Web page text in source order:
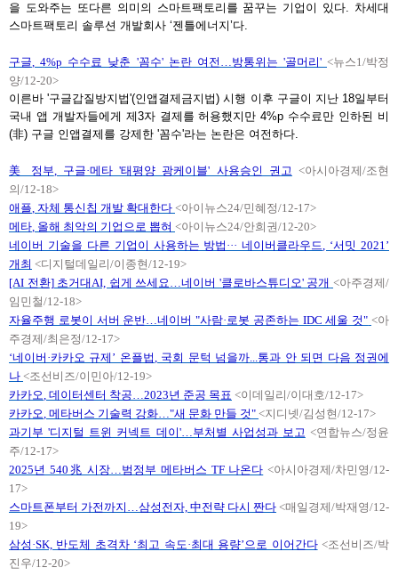
을 도와주는 또다른 의미의 스마트팩토리를 꿈꾸는 기업이 있다. 차세대
스마트팩토리 솔루션 개발회사 ‘젠틀에너지’다.
구글, 4%p 수수료 낮춘 '꼼수' 논란 여전…방통위는 '골머리' <뉴스1/박정
양/12-20>
이른바 '구글갑질방지법'(인앱결제금지법) 시행 이후 구글이 지난 18일부터
국내 앱 개발자들에게 제3자 결제를 허용했지만 4%p 수수료만 인하된 비
(非) 구글 인앱결제를 강제한 '꼼수'라는 논란은 여전하다.
美 정부, 구글·메타 '태평양 광케이블' 사용승인 권고 <아시아경제/조현
의/12-18>
애플, 자체 통신칩 개발 확대한다 <아이뉴스24/민혜정/12-17>
메타, 올해 최악의 기업으로 뽑혀 <아이뉴스24/안희권/12-20>
네이버 기술을 다른 기업이 사용하는 방법··· 네이버클라우드, ‘서밋 2021’
개최 <디지털데일리/이종현/12-19>
[AI 전환] 초거대AI, 쉽게 쓰세요…네이버 '클로바스튜디오' 공개 <아주경제/
임민철/12-18>
자율주행 로봇이 서버 운반…네이버 "사람·로봇 공존하는 IDC 세울 것" <아
주경제/최은정/12-17>
‘네이버·카카오 규제’ 온플법, 국회 문턱 넘을까...통과 안 되면 다음 정권에
나 <조선비즈/이민아/12-19>
카카오, 데이터센터 착공…2023년 준공 목표 <이데일리/이대호/12-17>
카카오, 메타버스 기술력 강화…"새 문화 만들 것" <지디넷/김성현/12-17>
과기부 '디지털 트윈 커넥트 데이'…부처별 사업성과 보고 <연합뉴스/정윤
주/12-17>
2025년 540兆 시장…범정부 메타버스 TF 나온다 <아시아경제/차민영/12-
17>
스마트폰부터 가전까지 …삼성전자, 中전략 다시 짠다 <매일경제/박재영/12-
19>
삼성 ·SK, 반도체 초격차 ‘최고 속도·최대 용량’으로 이어간다 <조선비즈/박
진우/12-20>